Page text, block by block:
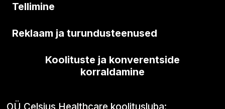
Tellimine
Reklaam ja turundusteenused
Koolituste ja konverentside
korraldamine
OÜ Celsius Healthcare koolitusluba: